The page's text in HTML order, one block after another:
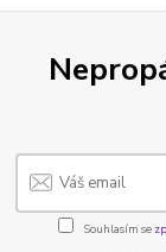
Souhlasím se